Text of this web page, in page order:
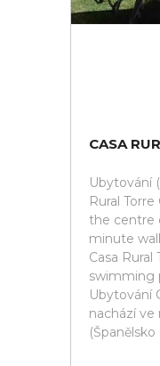
CASA
Ubytování
Rural
the centre
minute
Casa Rural
swimming
Ubytování
nachází ve
(Španělsko